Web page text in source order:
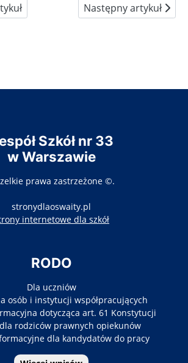
Samorząd UczniowskiNastępny artykuł:
Następny artykuł
Szkół nr 33
w Warszawie
prawa zastrzeżone ©.
stronydlaoswaity.pl
internetowe dla szkółotwiera się w
RODO
Dla uczniów
osób i instytucji współpracujących
dotycząca art. 61 Konstytucji
rodziców prawnych opiekunów
dla kandydatów do pracy